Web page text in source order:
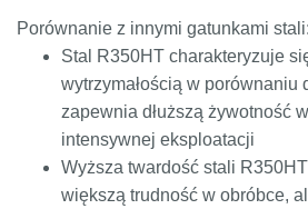
Porównanie z innymi gatunkami stali:
Stal R350HT charakteryzuje
wytrzymałością w porównaniu
zapewnia dłuższą żywotność
intensywnej eksploatacji
Wyższa twardość stali
większą trudność w obróbce,